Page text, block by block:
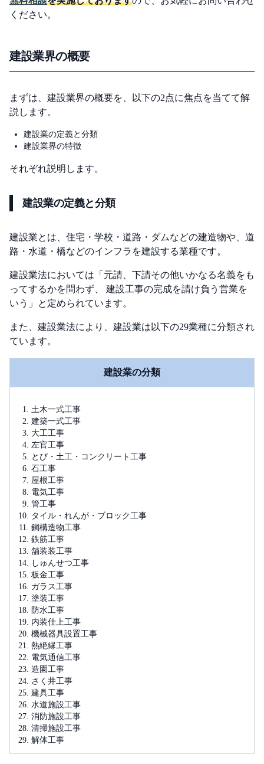
ください。
建設業界の概要
まずは、建設業界の概要を、以下の2点に焦点を当てて解
説します。
建設業の定義と分類
建設業界の特徴
それぞれ説明します。
建設業の定義と分類
建設業とは、住宅・学校・道路・ダムなどの建造物や、道
路・水道・橋などのインフラを建設する業種です。
建設業法においては「元請、下請その他いかなる名義をも
ってするかを問わず、 建設工事の完成を請け負う営業を
いう」と定められています。
また、建設業法により、建設業は以下の29業種に分類され
ています。
建設業の分類
土木一式工事
建築一式工事
大工工事
左官工事
とび・土工・コンクリート工事
石工事
屋根工事
電気工事
管工事
タイル・れんが・ブロック工事
鋼構造物工事
鉄筋工事
舗装装工事
しゅんせつ工事
板金工事
ガラス工事
塗装工事
防水工事
内装仕上工事
機械器具設置工事
熱絶縁工事
電気通信工事
造園工事
さく井工事
建具工事
水道施設工事
消防施設工事
清掃施設工事
解体工事